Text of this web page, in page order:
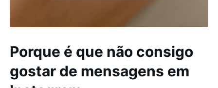
Porque é que não consigo
gostar de mensagens em